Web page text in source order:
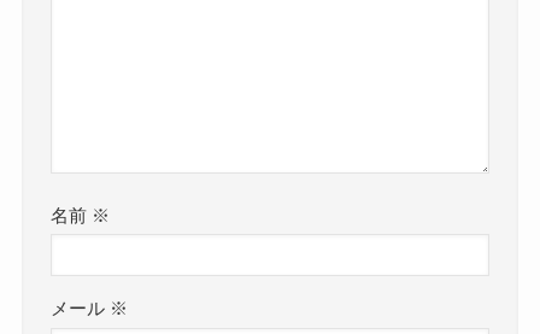
名前 ※
メール ※